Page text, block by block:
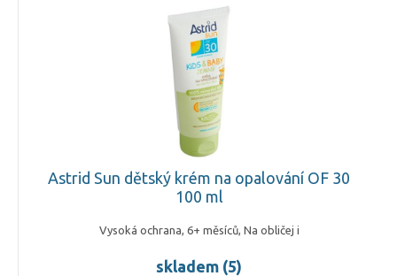
Astrid Sun dětský krém na opalování OF 30
100 ml
Vysoká ochrana, 6+ měsíců, Na obličej i
skladem (5)